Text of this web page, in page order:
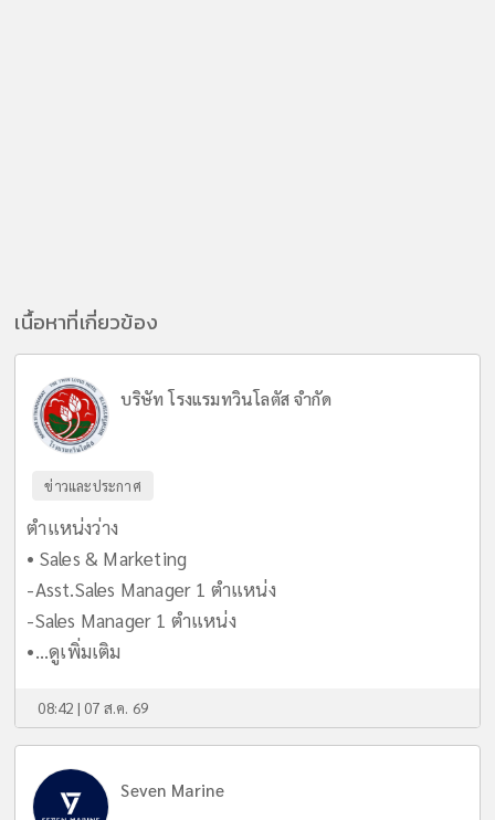
เนื้อหาที่เกี่ยวข้อง
บริษัท โรงแรมทวินโลตัส จำกัด
ข่าวและประกาศ
ตำแหน่งว่าง
• Sales & Marketing
-Asst.Sales Manager 1 ตำแหน่ง
-Sales Manager 1 ตำแหน่ง
•...ดูเพิ่มเติม
08:42 | 07 ส.ค. 69
Seven Marine